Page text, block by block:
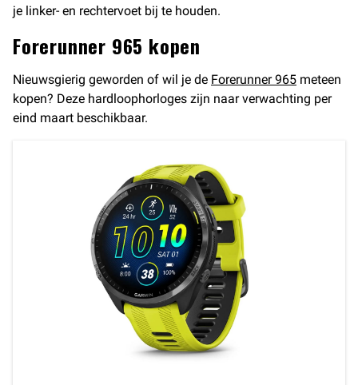
je linker- en rechtervoet bij te houden.
Forerunner 965 kopen
Nieuwsgierig geworden of wil je de Forerunner 965 meteen
kopen? Deze hardloophorloges zijn naar verwachting per
eind maart beschikbaar.